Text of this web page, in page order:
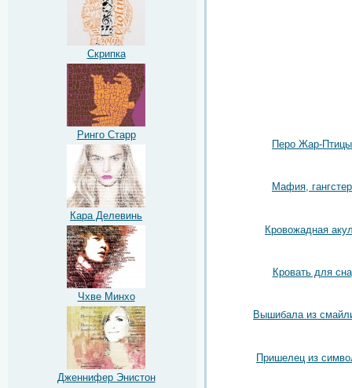
Скрипка
Ринго Старр
Кара Делевинь
Чхве Минхо
Дженнифер Энистон
Перо Жар-Птицы
Мафия, гангстер
Кровожадная
Кровать для сна
Вышибала из
Пришелец из